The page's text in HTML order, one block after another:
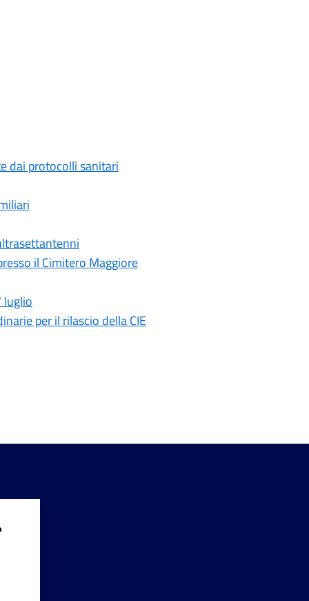
dai protocolli sanitari
il Cimitero Maggiore
luglio
per il rilascio della CIE